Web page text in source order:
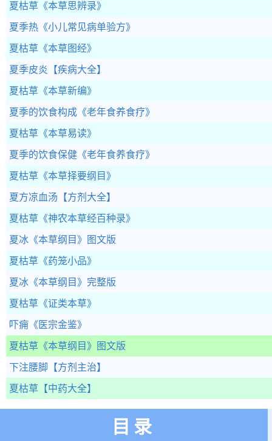
夏枯草 《本草思辨录》
夏季热 《小儿常见病单验方》
夏枯草 《本草图经》
夏季皮炎 【疾病大全】
夏枯草 《本草新编》
夏季的饮食构成 《老年食养食疗》
夏枯草 《本草易读》
夏季的饮食保健 《老年食养食疗》
夏枯草 《本草择要纲目》
夏方凉血汤 【方剂大全】
夏枯草 《神农本草经百种录》
夏冰 《本草纲目》图文版
夏枯草 《药笼小品》
夏冰 《本草纲目》完整版
夏枯草 《证类本草》
吓痈 《医宗金鉴》
夏枯草 《本草纲目》图文版
下注腰脚 【方剂主治】
夏枯草 【中药大全】
目录